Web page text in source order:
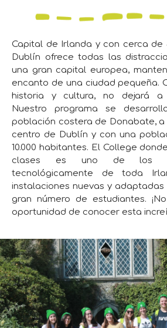
Capital de Irlanda y con cerca de
Dublín ofrece todas las
una gran capital europea,
encanto de una ciudad pequeña.
historia y cultura, no dejará a
Nuestro programa se
población costera de Donabate, a
centro de Dublín y con una
10.000 habitantes. El College
clases es uno de los
tecnológicamente de toda
instalaciones nuevas y
gran número de estudiantes.
oportunidad de conocer esta